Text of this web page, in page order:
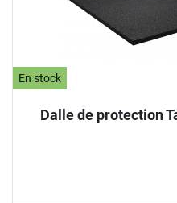
En stock
Dalle de protection